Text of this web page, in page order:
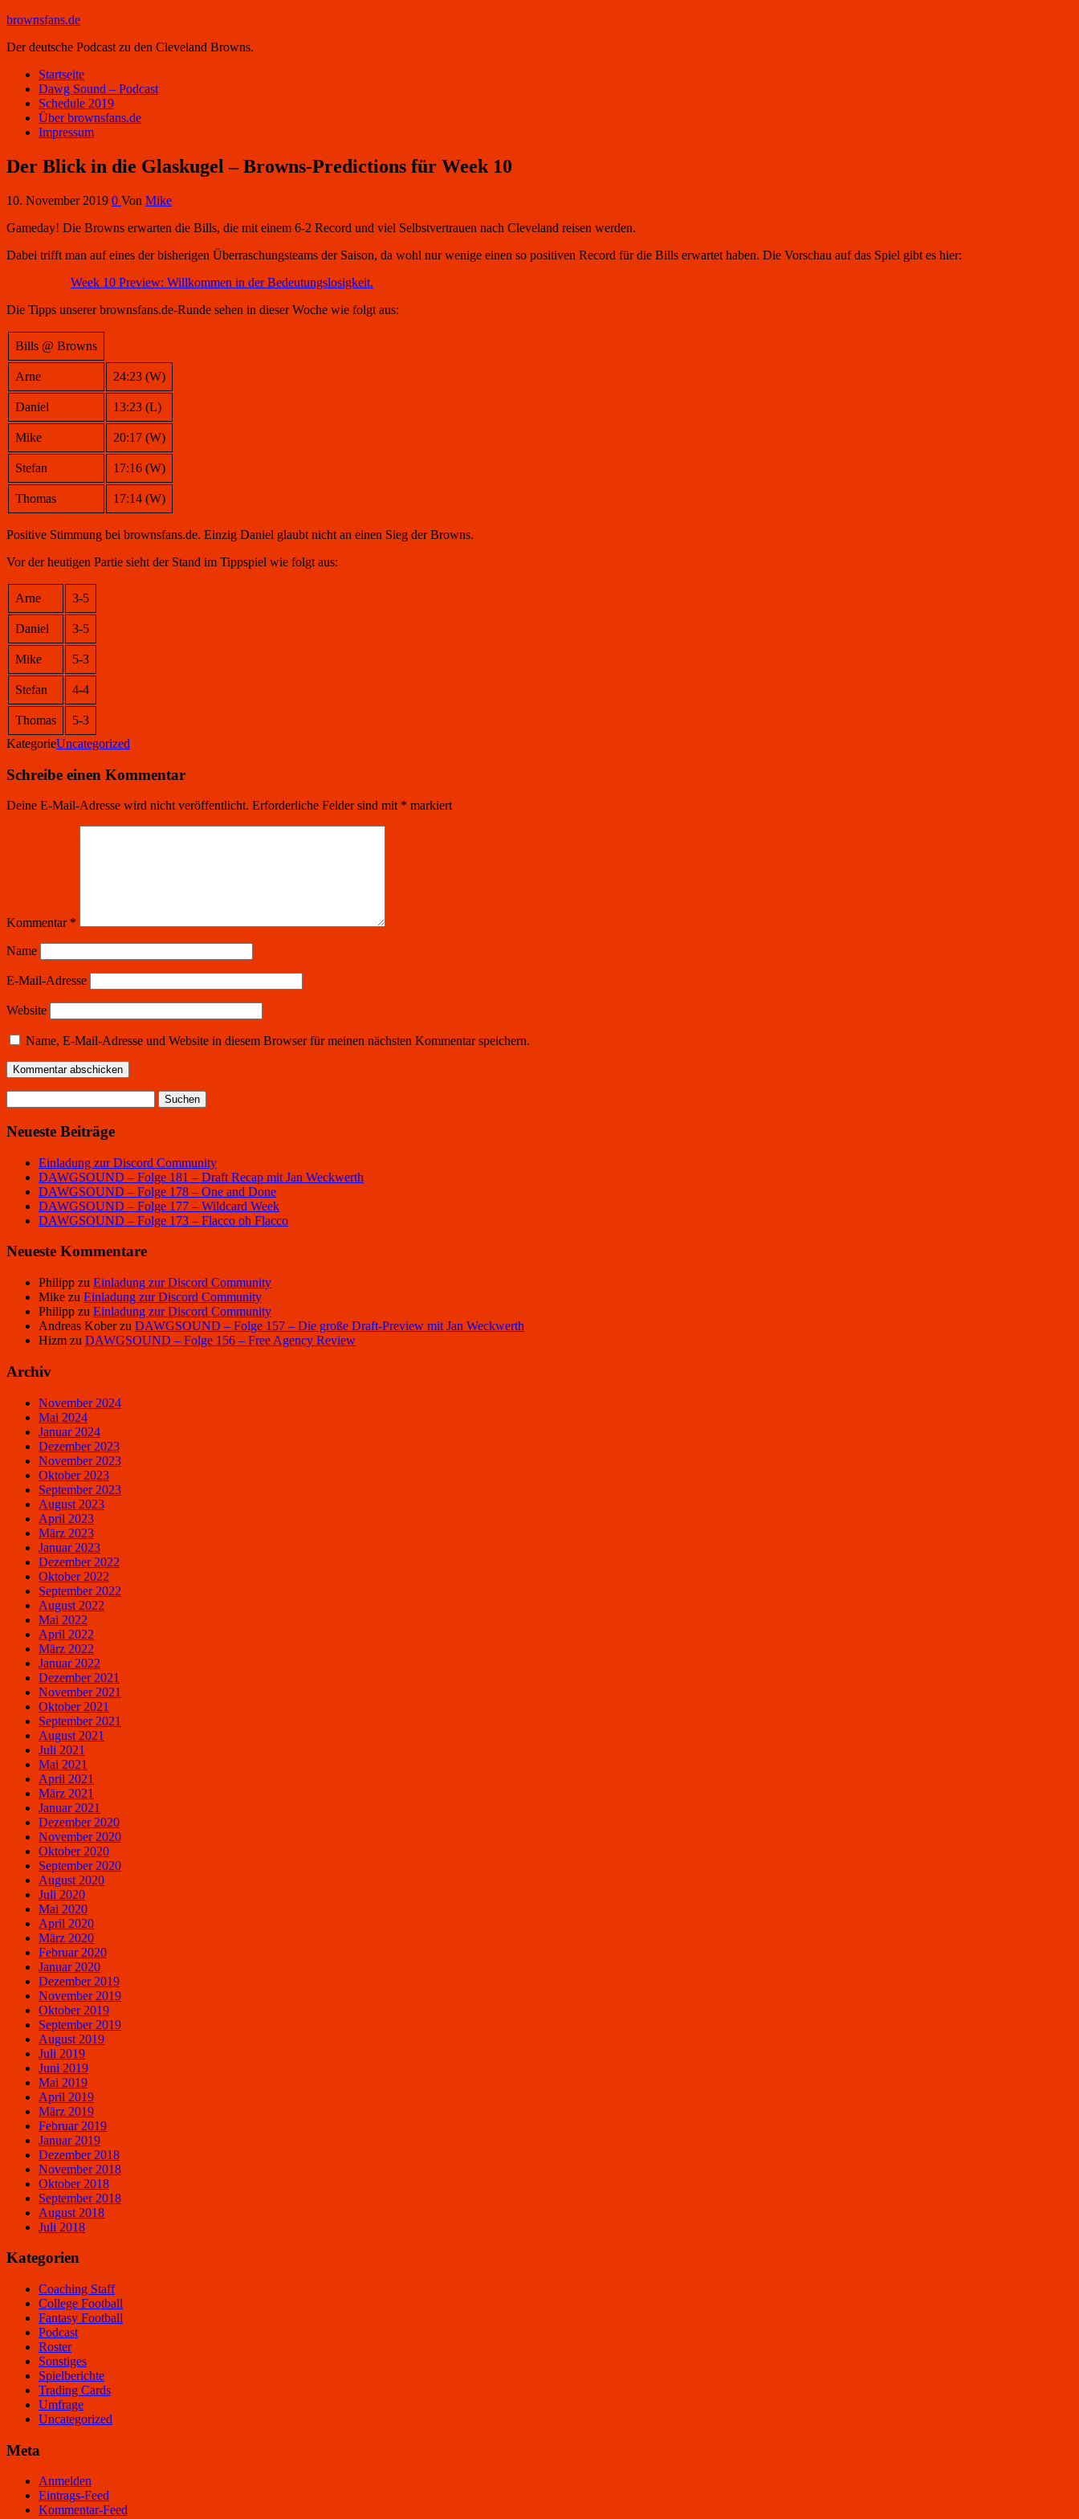
brownsfans.de
Der deutsche Podcast zu den Cleveland Browns.
Startseite
Dawg Sound – Podcast
Schedule 2019
Über brownsfans.de
Impressum
Der Blick in die Glaskugel – Browns-Predictions für Week 10
10. November 2019 0 Von Mike
Gameday! Die Browns erwarten die Bills, die mit einem 6-2 Record und viel Selbstvertrauen nach Cleveland reisen werden.
Dabei trifft man auf eines der bisherigen Überraschungsteams der Saison, da wohl nur wenige einen so positiven Record für die Bills erwartet haben. Die Vorschau auf das Spiel gibt es hier:
Week 10 Preview: Willkommen in der Bedeutungslosigkeit.
Die Tipps unserer brownsfans.de-Runde sehen in dieser Woche wie folgt aus:
Bills @ Browns
Arne 24:23 (W)
Daniel 13:23 (L)
Mike 20:17 (W)
Stefan 17:16 (W)
Thomas 17:14 (W)
Positive Stimmung bei brownsfans.de. Einzig Daniel glaubt nicht an einen Sieg der Browns.
Vor der heutigen Partie sieht der Stand im Tippspiel wie folgt aus:
Arne 3-5
Daniel 3-5
Mike 5-3
Stefan 4-4
Thomas
5-3
KategorieUncategorized
Schreibe einen Kommentar
Deine E-Mail-Adresse wird nicht veröffentlicht. Erforderliche Felder sind mit * markiert
Kommentar *
Name
E-Mail-Adresse
Website
Name, E-Mail-Adresse und Website in diesem Browser für meinen nächsten Kommentar speichern.
nach:
Neueste Beiträge
Einladung zur Discord Community
DAWGSOUND – Folge 181 – Draft Recap mit Jan Weckwerth
DAWGSOUND – Folge 178 – One and Done
DAWGSOUND – Folge 177 – Wildcard Week
DAWGSOUND – Folge 173 – Flacco oh Flacco
Neueste Kommentare
Philipp zu Einladung zur Discord Community
Mike zu Einladung zur Discord Community
Philipp zu Einladung zur Discord Community
Andreas Koberzu DAWGSOUND – Folge 157 – Die große Draft-Preview mit Jan Weckwerth
Hizm zu DAWGSOUND – Folge 156 – Free Agency Review
Archiv
November 2024
Mai 2024
Januar 2024
Dezember 2023
November 2023
Oktober 2023
September 2023
August 2023
April 2023
März 2023
Januar 2023
Dezember 2022
Oktober 2022
September 2022
August 2022
Mai 2022
April 2022
März 2022
Januar 2022
Dezember 2021
November 2021
Oktober 2021
September 2021
August 2021
Juli 2021
Mai 2021
April 2021
März 2021
Januar 2021
Dezember 2020
November 2020
Oktober 2020
September 2020
August 2020
Juli 2020
Mai 2020
April 2020
März 2020
Februar 2020
Januar 2020
Dezember 2019
November 2019
Oktober 2019
September 2019
August 2019
Juli 2019
Juni 2019
Mai 2019
April 2019
März 2019
Februar 2019
Januar 2019
Dezember 2018
November 2018
Oktober 2018
September 2018
August 2018
Juli 2018
Kategorien
Coaching Staff
College Football
Fantasy Football
Podcast
Roster
Sonstiges
Spielberichte
Trading Cards
Umfrage
Uncategorized
Meta
Anmelden
Eintrags-Feed
Kommentar-Feed